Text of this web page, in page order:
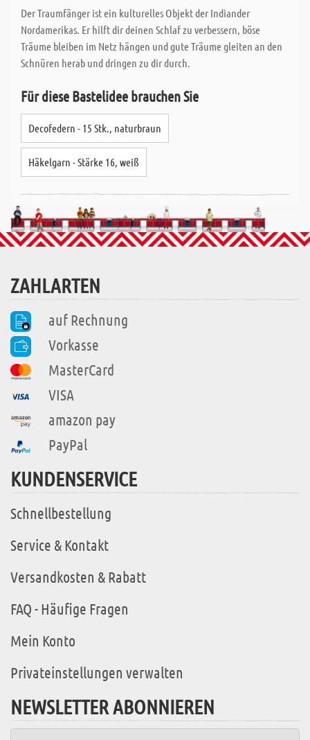
Der Traumfänger ist ein kulturelles Objekt der Indiander
Nordamerikas. Er hilft dir deinen Schlaf zu verbessern, böse
Träume bleiben im Netz hängen und gute Träume gleiten an den
Schnüren herab und dringen zu dir durch.
Für diese Bastelidee brauchen Sie
Decofedern - 15 Stk., naturbraun
Häkelgarn - Stärke 16, weiß
ZAHLARTEN
auf Rechnung
Vorkasse
MasterCard
VISA
amazon pay
PayPal
KUNDENSERVICE
Schnellbestellung
Service & Kontakt
Versandkosten & Rabatt
FAQ - Häufige Fragen
Mein Konto
Privateinstellungen verwalten
NEWSLETTER ABONNIEREN